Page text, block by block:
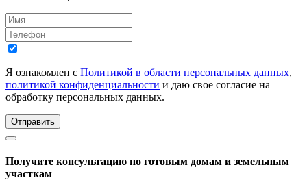
Я ознакомлен с Политикой в области персональных данных,
политикой конфиденциальности и даю свое согласие на
обработку персональных данных.
Отправить
Получите консультацию по готовым домам и земельным
участкам